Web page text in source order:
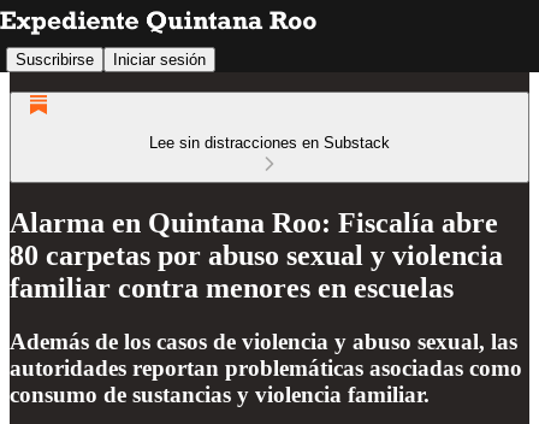
Suscribirse Iniciar sesión
Lee sin distracciones en Substack
Alarma en Quintana Roo: Fiscalía abre
80 carpetas por abuso sexual y violencia
familiar contra menores en escuelas
Además de los casos de violencia y abuso sexual, las
autoridades reportan problemáticas asociadas como
consumo de sustancias y violencia familiar.